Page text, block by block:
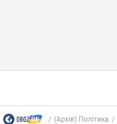
(Архів) Політика